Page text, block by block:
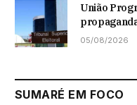
União
05/08/2026
SUMARÉ EM FOCO